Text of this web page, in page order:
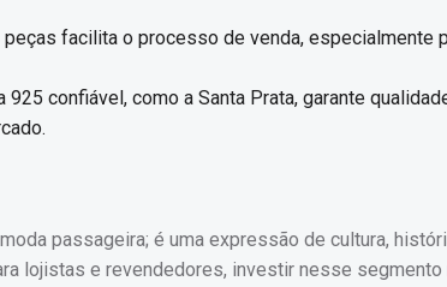
facilita o processo de venda, especialmente
confiável, como a Santa Prata, garante
passageira; é uma expressão de cultura,
lojistas e revendedores, investir nesse